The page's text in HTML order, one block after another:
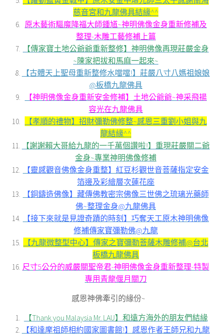
慈音宮和九龍佛具結緣^^
原木藝術驅魔降福大師鍾馗~神明佛像金身重新修補及
整理-木雕工藝修補上篇
【傳家寶土地公爺爺重新整修】神明佛像再現莊嚴金身
~陳家把拔和馬麻一起來~
【古體天上聖母重新整修水噹噹!】莊嚴八寸八媽祖娘娘
@板橋九龍佛具
【神明佛像金身重新安金修補】土地公爺爺~神采飛揚
容光在九龍佛具
【孝順的禮物】招財彌勒佛修整~感恩三重劉小姐與九
龍結緣^^
【謝謝賴大哥給九龍的一千萬個讚啦!】重現莊嚴關二爺
金身~專業神明佛像修補
【靈感觀音佛像金身重整】紅豆杉觀世音菩薩指定安金
箔邊及彩繪層次蓮花座
【銅鑄造佛像】藏傳佛教密宗佛像三世佛之琉璃光藥師
佛~整理金身@九龍佛具
【接下來就是見證奇蹟的時刻】巧奪天工原木神明佛像
修補傳家寶彌勒佛@九龍
【九龍微整型中心】傳家之寶彌勒菩薩木雕修補@台北
板橋九龍佛具
尺寸5公分的威嚴關聖帝君-神明佛像金身重新整理-特製
專用青龍偃月關刀
感恩神佛牽引的緣份~
【Thank you Malaysia Mr. LAU】和遠方海外的朋友們結緣
【和達摩祖師相約國家圖書館!】感恩作者王師兄和九龍